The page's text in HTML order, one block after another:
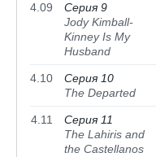
4.09
Серия 9
Jody Kimball-
Kinney Is My
Husband
4.10
Серия 10
The Departed
4.11
Серия 11
The Lahiris and
the Castellanos